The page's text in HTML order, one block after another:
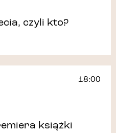
czyli kto?
18:00
książki